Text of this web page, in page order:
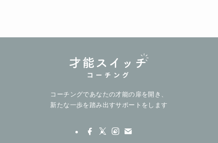
コーチングであなたの才能の扉を開き、
新たな一歩を踏み出すサポートをします